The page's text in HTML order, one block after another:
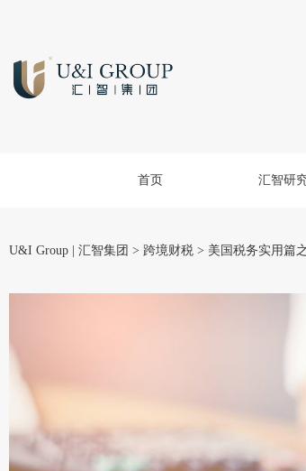
首页 汇智研
U&I Group | 汇智集团 > 跨境财税 > 美国税务实用篇